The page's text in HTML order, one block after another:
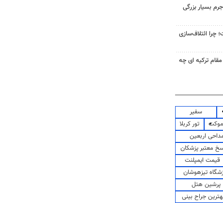
بسیار بزرگی
چرا ائتلاف‌سازی
ترکیه ای چه
سفیر
تور کربلا
اربعین
معتبر پزشکان
قیمت ایمپلنت
تیزهوشان
پرشین هتل
جراح بینی